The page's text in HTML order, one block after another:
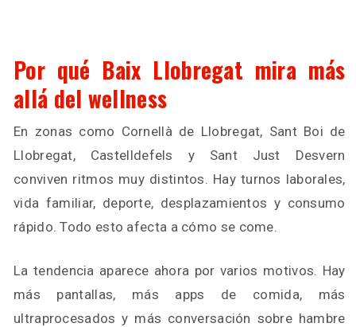
Por qué Baix Llobregat mira más
allá del wellness
En zonas como Cornellà de Llobregat, Sant Boi de
Llobregat, Castelldefels y Sant Just Desvern
conviven ritmos muy distintos. Hay turnos laborales,
vida familiar, deporte, desplazamientos y consumo
rápido. Todo esto afecta a cómo se come.
La tendencia aparece ahora por varios motivos. Hay
más pantallas, más apps de comida, más
ultraprocesados y más conversación sobre hambre